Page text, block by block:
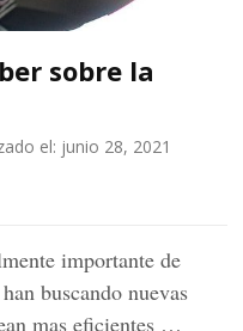
sobre la
el: junio 28, 2021
importante de
buscando nuevas
mas eficientes …